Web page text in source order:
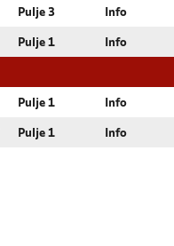
Pulje 3 Info
Pulje 1 Info
Pulje 1 Info
Pulje 1 Info